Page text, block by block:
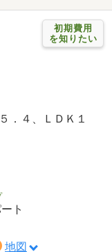
初期費用
を知りたい
．４、ＬＤＫ１
ト
地図